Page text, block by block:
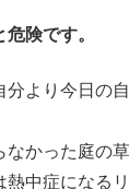
険です。
より今日の
なかった庭の
熱中症になる